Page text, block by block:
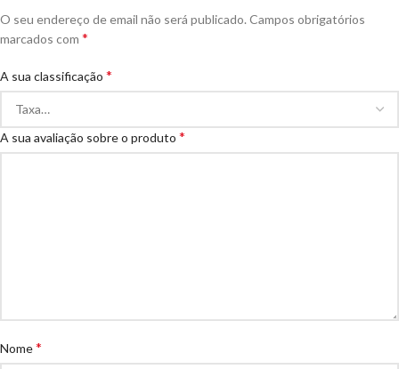
O seu endereço de email não será publicado.Campos obrigatórios
marcados com *
A sua classificação *
A sua avaliação sobre o produto *
Nome*